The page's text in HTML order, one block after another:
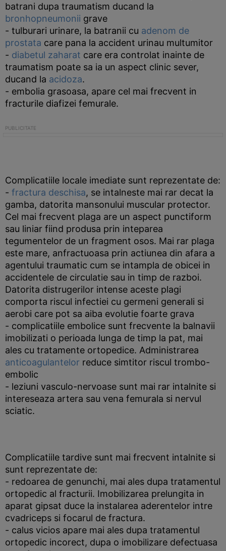
batrani dupa traumatism ducand la
bronhopneumonii grave
- tulburari urinare, la batranii cu adenom de
prostata care pana la accident urinau multumitor
- diabetul zaharat care era controlat inainte de
traumatism poate sa ia un aspect clinic sever,
ducand la acidoza.
- embolia grasoasa, apare cel mai frecvent in
fracturile diafizei femurale.
Complicatiile locale imediate sunt reprezentate de:
- fractura deschisa, se intalneste mai rar decat la
gamba, datorita mansonului muscular protector.
Cel mai frecvent plaga are un aspect punctiform
sau liniar fiind produsa prin inteparea
tegumentelor de un fragment osos. Mai rar plaga
este mare, anfractuoasa prin actiunea din afara a
agentului traumatic cum se intampla de obicei in
accidentele de circulatie sau in timp de razboi.
Datorita distrugerilor intense aceste plagi
comporta riscul infectiei cu germeni generali si
aerobi care pot sa aiba evolutie foarte grava
- complicatiile embolice sunt frecvente la balnavii
imobilizati o perioada lunga de timp la pat, mai
ales cu tratamente ortopedice. Administrarea
anticoagulantelor reduce simtitor riscul trombo-
embolic
- leziuni vasculo-nervoase sunt mai rar intalnite si
intereseaza artera sau vena femurala si nervul
sciatic.
Complicatiile tardive sunt mai frecvent intalnite si
sunt reprezentate de:
- redoarea de genunchi, mai ales dupa tratamentul
ortopedic al fracturii. Imobilizarea prelungita in
aparat gipsat duce la instalarea aderentelor intre
cvadriceps si focarul de fractura.
- calus vicios apare mai ales dupa tratamentul
ortopedic incorect, dupa o imobilizare defectuasa